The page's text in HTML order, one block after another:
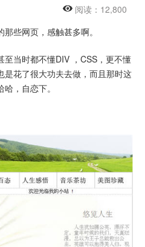
阅读：12,800
些网页，感触甚多啊。
至当时都不懂DIV ，CSS，更不懂
是花了很大功夫去做，而且那时这
，自恋下。